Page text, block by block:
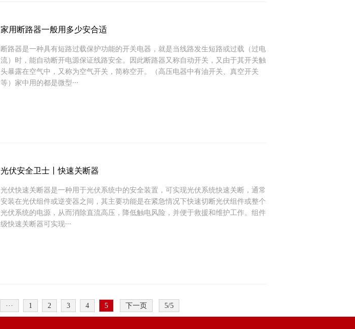
家用断路器一般用多少安合适
断路器是一种具有短路过载保护功能的开关电器，就是当线路发生短路或过载（过电
流）时，能自动断开电源保证线路安全。因此断路器又称自动开关，又由于其开关触
头暴露在空气中，又称为空气开关，简称空开。（高压电器中有油开关、真空开关
等）家中用的都是微型···
光伏安全卫士丨快速关断器
光伏快速关断器是一种用于光伏系统中的安全装置，可实现光伏系统快速关断，通常
安装在光伏组件或逆变器之间，其主要功能是在紧急情况下快速切断光伏组件或整个
光伏系统的电源，从而消除直流高压，降低触电风险，并便于救援和维护工作。组件
级快速关断器可实现···
··· 1 2 3 4 5 下一页 5/5